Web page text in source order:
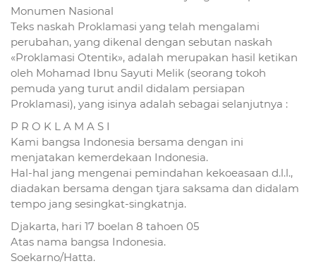
Monumen Nasional
Teks naskah Proklamasi yang telah mengalami
perubahan, yang dikenal dengan sebutan naskah
«Proklamasi Otentik», adalah merupakan hasil ketikan
oleh Mohamad Ibnu Sayuti Melik (seorang tokoh
pemuda yang turut andil didalam persiapan
Proklamasi), yang isinya adalah sebagai selanjutnya :
P R O K L A M A S I
Kami bangsa Indonesia bersama dengan ini
menjatakan kemerdekaan Indonesia.
Hal-hal jang mengenai pemindahan kekoeasaan d.l.l.,
diadakan bersama dengan tjara saksama dan didalam
tempo jang sesingkat-singkatnja.
Djakarta, hari 17 boelan 8 tahoen 05
Atas nama bangsa Indonesia.
Soekarno/Hatta.